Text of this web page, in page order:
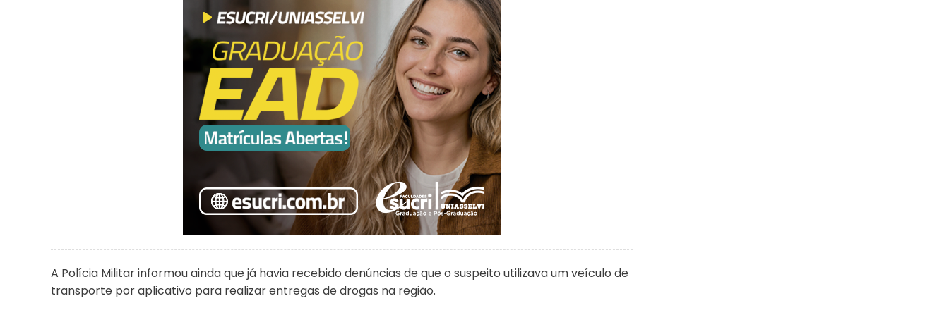
A Polícia Militar informou ainda que já havia recebido denúncias de que o suspeito utilizava um veículo de
transporte por aplicativo para realizar entregas de drogas na região.